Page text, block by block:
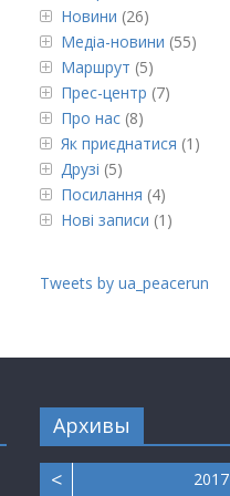
Новини (26)
Медіа-новини (55)
Маршрут (5)
Прес-центр (7)
Про нас (8)
Як приєднатися (1)
Друзі (5)
Посилання (4)
Нові записи (1)
Tweets by ua_peacerun
Архивы
< 2017